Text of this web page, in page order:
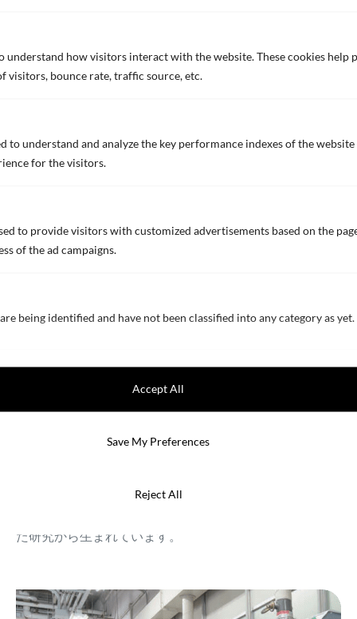
understand how visitors interact with the website. These cookies
visitors, bounce rate, traffic source, etc.
to understand and analyze the key performance indexes of the
for the visitors.
to provide visitors with customized advertisements based on the
of the ad campaigns.
being identified and have not been classified into any category as yet.
Reject All
Save My Preferences
Accept All
まで深く理解し、評価しています。こうした知見を生か
し、「リバースエンジニアリング」という従来の発想に
船底防汚塗料の開発には、海洋生物の生態や付着の仕
海評価技術センターを設置し、海洋生物の増殖や付
着、その防止に関する基礎研究を積み重ねてきまし
た。
その成果として、1991年には世界で初めて錫を含まな
た。また、世界初の低摩擦型船底防汚塗料や、世界で
た研究から生まれています。